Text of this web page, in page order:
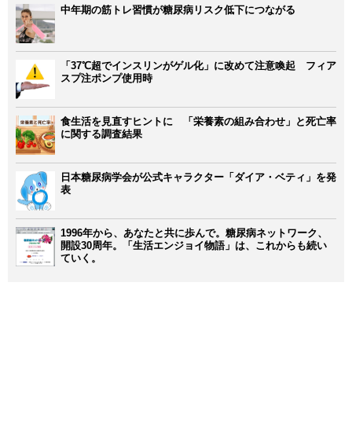
中年期の筋トレ習慣が糖尿病リスク低下につながる
「37℃超でインスリンがゲル化」に改めて注意喚起 フィア
スプ注ポンプ使用時
食生活を見直すヒントに 「栄養素の組み合わせ」と死亡率
に関する調査結果
日本糖尿病学会が公式キャラクター「ダイア・ベティ」を発
表
1996年から、あなたと共に歩んで。糖尿病ネットワーク、
開設30周年。「生活エンジョイ物語」は、これからも続い
ていく。